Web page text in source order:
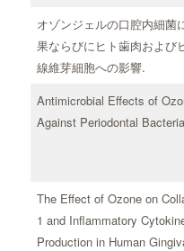
オゾンジェルの口腔内細菌
果ならびにヒト歯肉および
線維芽細胞への影響.
Antimicrobial Effects of
Against Periodontal
The Effect of Ozone on
1 and Inflammatory
Production in Human